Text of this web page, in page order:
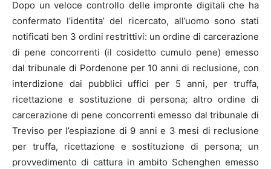
Dopo un veloce controllo delle impronte digitali che ha
confermato l’identita’ del ricercato, all’uomo sono stati
notificati ben 3 ordini restrittivi: un ordine di carcerazione
di pene concorrenti (il cosidetto cumulo pene) emesso
dal tribunale di Pordenone per 10 anni di reclusione, con
interdizione dai pubblici uffici per 5 anni, per truffa,
ricettazione e sostituzione di persona; altro ordine di
carcerazione di pene concorrenti emesso dal tribunale di
Treviso per l’espiazione di 9 anni e 3 mesi di reclusione
per truffa, ricettazione e sostituzione di persona; un
provvedimento di cattura in ambito Schenghen emesso